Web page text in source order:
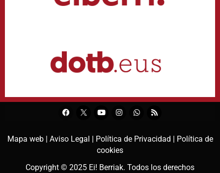
Mapa web | Aviso Legal | Política de Privacidad | Política de
cookies
Copyright © 2025 Ei! Berriak. Todos los derechos